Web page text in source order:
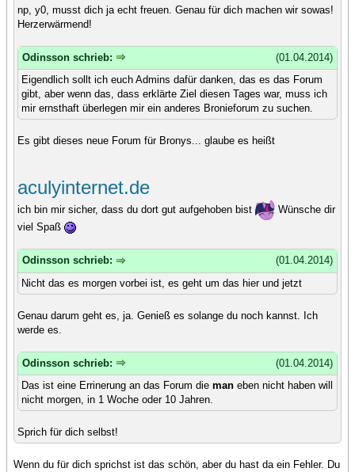
np, y0, musst dich ja echt freuen. Genau für dich machen wir sowas!
Herzerwärmend!
(01.04.2014)
Odinsson schrieb:
Eigendlich sollt ich euch Admins dafür danken, das es das Forum
gibt, aber wenn das, dass erklärte Ziel diesen Tages war, muss ich
mir ernsthaft überlegen mir ein anderes Bronieforum zu suchen.
Es gibt dieses neue Forum für Bronys... glaube es heißt
aculyinternet.de
ich bin mir sicher, dass du dort gut aufgehoben bist
Wünsche dir
viel Spaß
(01.04.2014)
Odinsson schrieb:
Nicht das es morgen vorbei ist, es geht um das hier und jetzt
Genau darum geht es, ja. Genieß es solange du noch kannst. Ich
werde es.
(01.04.2014)
Odinsson schrieb:
Das ist eine Errinerung an das Forum die man eben nicht haben will
nicht morgen, in 1 Woche oder 10 Jahren.
Sprich für dich selbst!
Wenn du für dich sprichst ist das schön, aber du hast da ein Fehler. Du